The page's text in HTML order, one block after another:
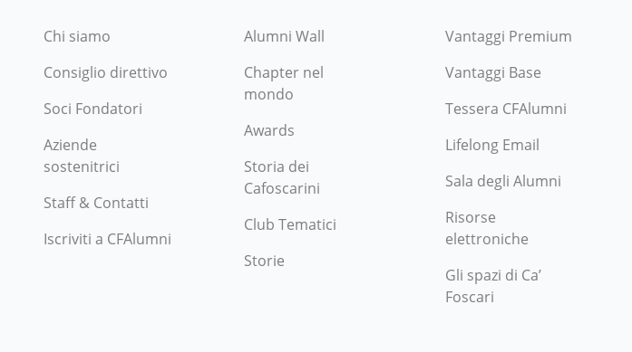
Chi siamo
Consiglio direttivo
Soci Fondatori
Aziende
sostenitrici
Staff & Contatti
Iscriviti a CFAlumni
Alumni Wall
Chapter nel
mondo
Awards
Storia dei
Cafoscarini
Club Tematici
Storie
Vantaggi Premium
Vantaggi Base
Tessera CFAlumni
Lifelong Email
Sala degli Alumni
Risorse
elettroniche
Gli spazi di Ca’
Foscari